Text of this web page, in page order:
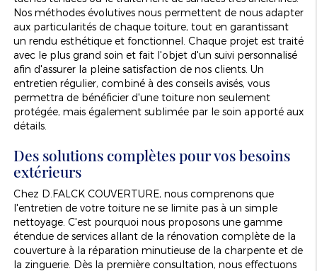
Nos méthodes évolutives nous permettent de nous adapter
aux particularités de chaque toiture, tout en garantissant
un rendu esthétique et fonctionnel. Chaque projet est traité
avec le plus grand soin et fait l'objet d'un suivi personnalisé
afin d'assurer la pleine satisfaction de nos clients. Un
entretien régulier, combiné à des conseils avisés, vous
permettra de bénéficier d'une toiture non seulement
protégée, mais également sublimée par le soin apporté aux
détails.
Des solutions complètes pour vos besoins
extérieurs
Chez D.FALCK COUVERTURE, nous comprenons que
l'entretien de votre toiture ne se limite pas à un simple
nettoyage. C'est pourquoi nous proposons une gamme
étendue de services allant de la rénovation complète de la
couverture à la réparation minutieuse de la charpente et de
la zinguerie. Dès la première consultation, nous effectuons